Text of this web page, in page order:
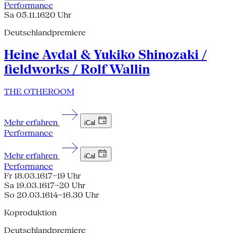
Performance
Sa 05.11.1620 Uhr
Deutschlandpremiere
Heine Avdal & Yukiko Shinozaki /
fieldworks / Rolf Wallin
THE OTHEROOM
Mehr erfahren iCal
Performance
Mehr erfahren iCal
Performance
Fr 18.03.1617–19 Uhr
Sa 19.03.1617–20 Uhr
So 20.03.1614–16.30 Uhr
Koproduktion
Deutschlandpremiere